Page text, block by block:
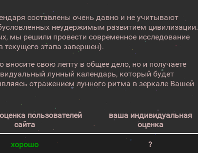
составлены очень давно и не учитывают
неудержимым развитием цивилизации.
мы решили провести современное исследование
текущего этапа завершен).
свою лепту в общее дело, но и получаете
лунный календарь, который будет
отражением лунного ритма в зеркале Вашей
пользователей
сайта
ваша индивидуальная
оценка
хорошо ?